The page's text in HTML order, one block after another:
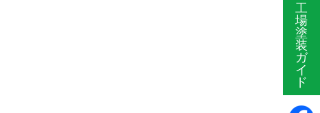
工
場
塗
装
ガ
イ
ド